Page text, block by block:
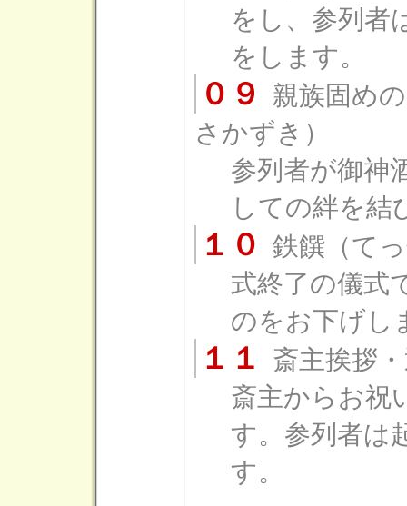
をし、参列者
をします。
０９
親族固め
さかずき）
参列者が御神
しての絆を結
１０ 鉄饌（て
式終了の儀式
のをお下げし
１１
斎主挨拶
斎主からお祝
す。参列者は
す。